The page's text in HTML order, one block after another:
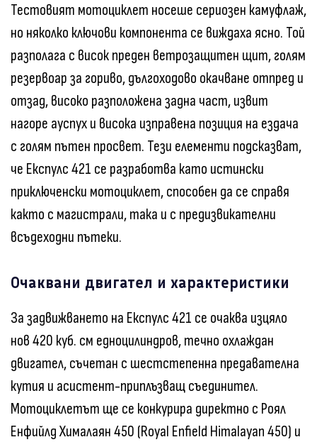
Тестовият мотоциклет носеше сериозен камуфлаж,
но няколко ключови компонента се виждаха ясно. Той
разполага с висок преден ветрозащитен щит, голям
резервоар за гориво, дългоходово окачване отпред и
отзад, високо разположена задна част, извит
нагоре ауспух и висока изправена позиция на ездача
с голям пътен просвет. Тези елементи подсказват,
че Експулс 421 се разработва като истински
приключенски мотоциклет, способен да се справя
както с магистрали, така и с предизвикателни
всъдеходни пътеки.
Очаквани двигател и характеристики
За задвижването на Експулс 421 се очаква изцяло
нов 420 куб. см едноцилиндров, течно охлаждан
двигател, съчетан с шестстепенна предавателна
кутия и асистент-приплъзващ съединител.
Мотоциклетът ще се конкурира директно с Роял
Енфийлд Хималаян 450 (Royal Enfield Himalayan 450) и